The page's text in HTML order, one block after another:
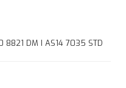
8821 DM I AS14 7035 STD